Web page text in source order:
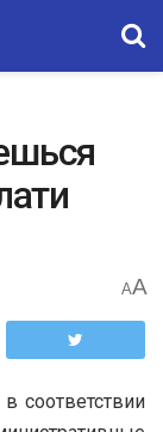
AA
соответствии